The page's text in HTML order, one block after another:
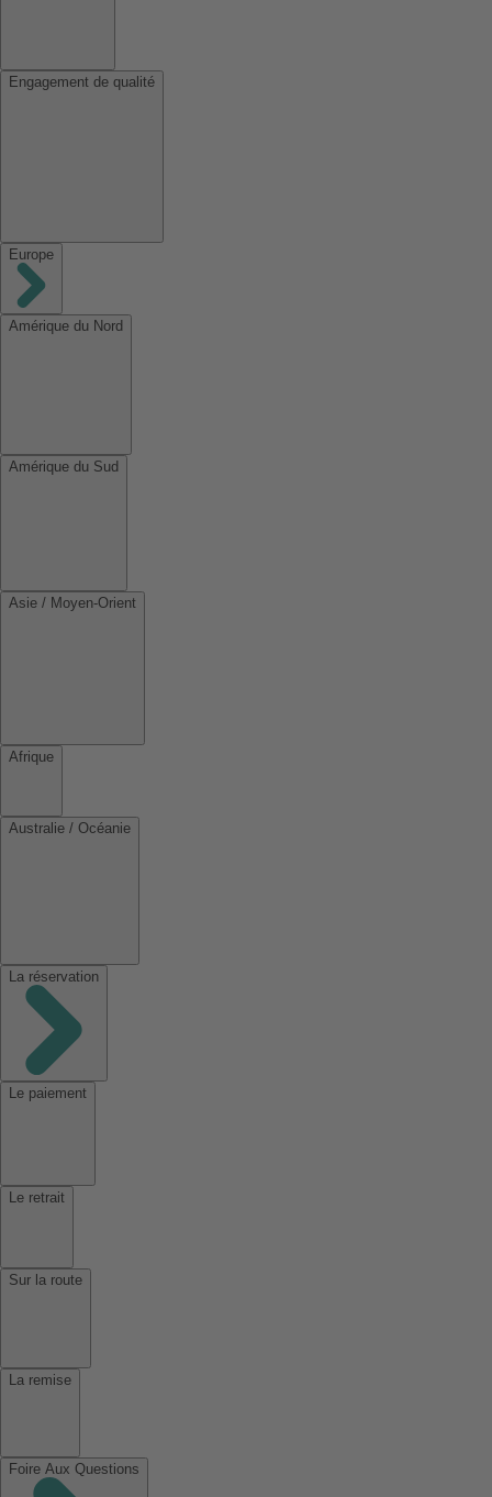
Engagement de qualité
Europe
Amérique du Nord
Amérique du Sud
Asie / Moyen-Orient
Afrique
Australie / Océanie
La réservation
Le paiement
Le retrait
Sur la route
La remise
Foire Aux Questions